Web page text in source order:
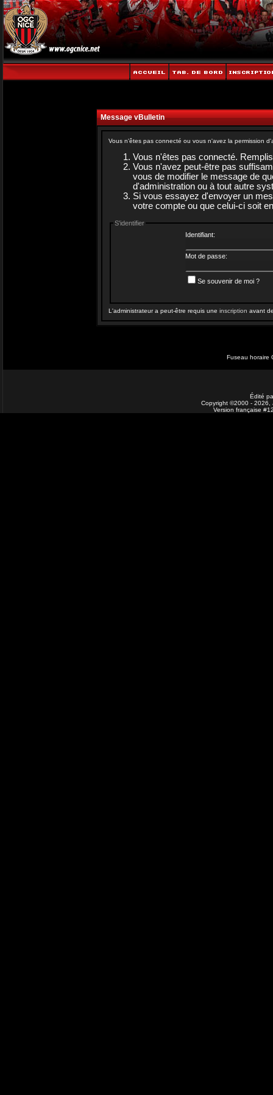
Message vBulletin
Vous n'êtes pas connecté ou vous n'avez la permission
Vous n'êtes pas connecté.
Vous n'avez peut-être pas
vous de modifier le message de
d'administration ou à tout autre
Si vous essayez d'envoyer un
votre compte ou que celui-ci soit
S'identifier
Identifiant:
Mot de passe:
Se souvenir de moi ?
L'administrateur a peut-être requis une inscription avant
Fuseau horaire
Édité
Copyright ©2000 - 2026,
Version française